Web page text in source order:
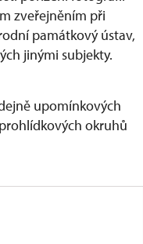
zveřejněním při
památkový ústav,
jinými subjekty.
upomínkových
okruhů